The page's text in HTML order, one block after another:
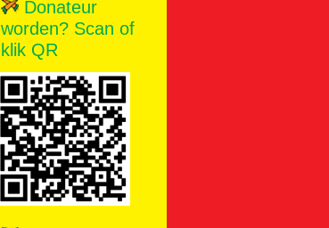
Donateur
worden? Scan of
klik QR